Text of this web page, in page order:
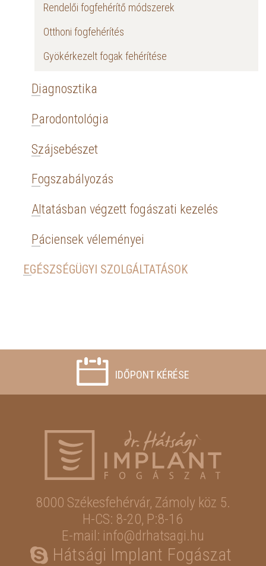
Rendelői fogfehérítő módszerek
Otthoni fogfehérítés
Gyökérkezelt fogak fehérítése
Diagnosztika
Parodontológia
Szájsebészet
Fogszabályozás
Altatásban végzett fogászati kezelés
Páciensek véleményei
EGÉSZSÉGÜGYI SZOLGÁLTATÁSOK
IDŐPONT KÉRÉSE
8000 Székesfehérvár, Zámoly köz 5.
H-CS: 8-20, P:8-16
E-mail: info@drhatsagi.hu
Hátsági Implant Fogászat